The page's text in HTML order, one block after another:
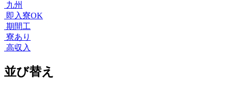
九州
即入寮OK
期間工
寮あり
高収入
並び替え